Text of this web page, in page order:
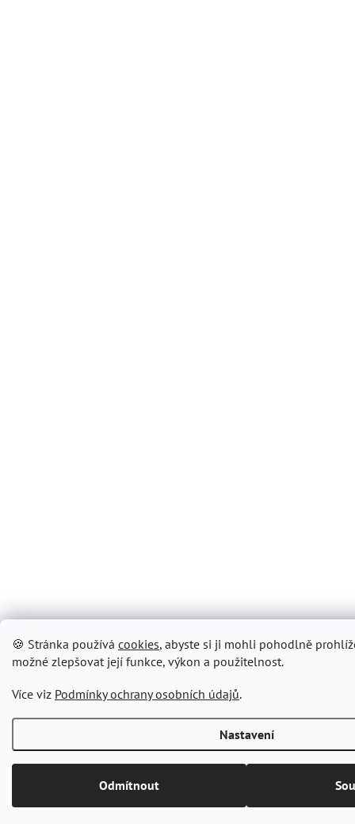
🍪 Stránka používá cookies, abyste si ji mohli pohodlně
možné zlepšovat její funkce, výkon a použitelnost.
Více viz Podmínky ochrany osobních údajů.
Nastavení
Odmítnout